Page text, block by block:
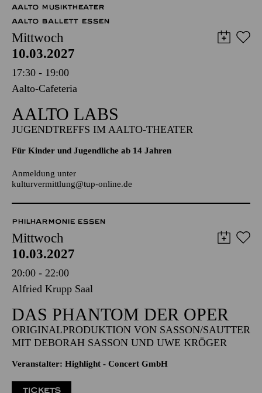
Die Veranstaltung ist vom Angebot der TUPcard ausgeschlossen.
AALTO MUSIKTHEATER
AALTO BALLETT ESSEN
Mittwoch
10.03.2027
17:30 - 19:00
Aalto-Cafeteria
AALTO LABS
Für Kinder und Jugendliche ab 14 Jahren
kulturvermittlung@tup-online.de
PHILHARMONIE ESSEN
Mittwoch
10.03.2027
20:00 - 22:00
Alfried Krupp Saal
DAS PHANTOM DER OPER
ORIGINALPRODUKTION VON SASSON/SAUTTER
MIT DEBORAH SASSON UND UWE KRÖGER